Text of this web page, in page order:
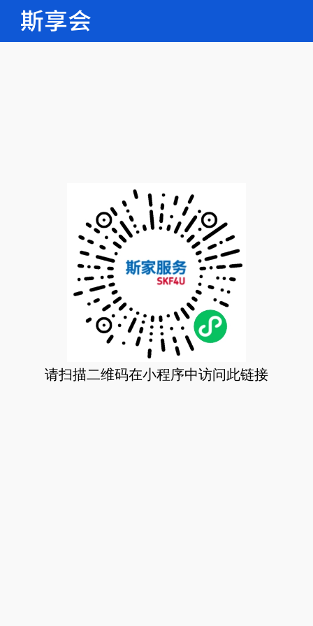
请扫描二维码在小程序中访问此链接